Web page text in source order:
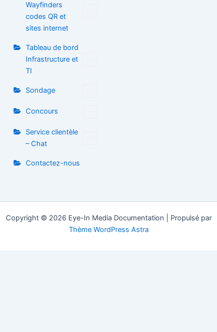
Wayfinders
codes QR et
sites internet
Tableau de bord
Infrastructure et
TI
Sondage
Concours
Service clientèle
– Chat
Contactez-nous
Copyright © 2026 Eye-In Media Documentation | Propulsé par
Thème WordPress Astra